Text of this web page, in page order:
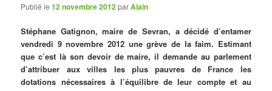
Publié le12 novembre 2012parAlain
Stéphane Gatignon, maire de Sevran, a décidé d’entamer
vendredi 9 novembre 2012 une grève de la faim. Estimant
que c’est là son devoir de maire, il demande au parlement
d’attribuer aux villes les plus pauvres de France les
dotations nécessaires à l’équilibre de leur compte et au